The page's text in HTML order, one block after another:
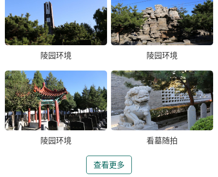
陵园环境 陵园环境
陵园环境 看墓随拍
查看更多